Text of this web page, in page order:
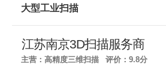
江苏南京3D扫描服务商
大型工业扫描
主营：高精度三维扫描
评价：9.8分